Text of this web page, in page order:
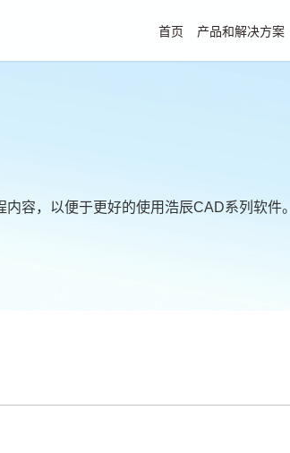
首页 产品和解决方案
容，以便于更好的使用浩辰CAD系列软件。